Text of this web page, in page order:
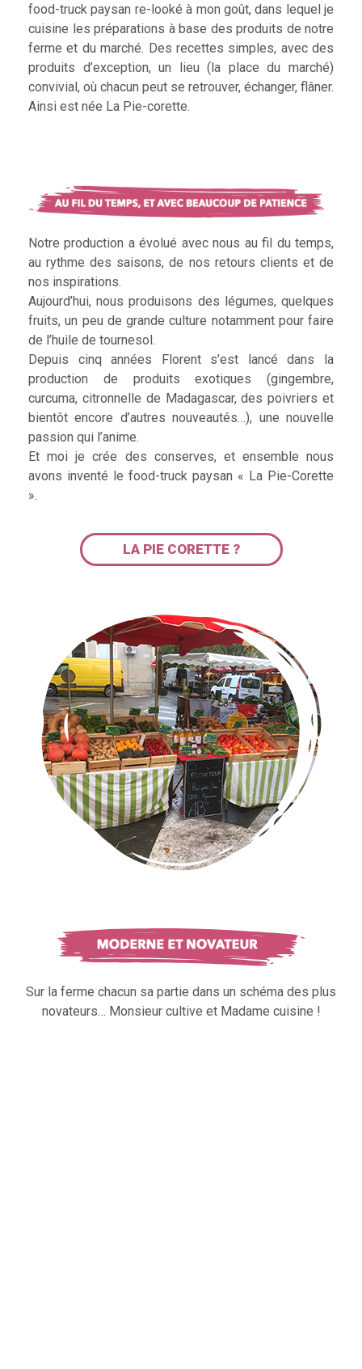
food-truck paysan re-looké à mon goût, dans lequel je
cuisine les préparations à base des produits de notre
ferme et du marché. Des recettes simples, avec des
produits d’exception, un lieu (la place du marché)
convivial, où chacun peut se retrouver, échanger, flâner.
Ainsi est née La Pie-corette.
Notre production a évolué avec nous au fil du temps,
au rythme des saisons, de nos retours clients et de
nos inspirations.
Aujourd’hui, nous produisons des légumes, quelques
fruits, un peu de grande culture notamment pour faire
de l’huile de tournesol.
Depuis cinq années Florent s’est lancé dans la
production de produits exotiques (gingembre,
curcuma, citronnelle de Madagascar, des poivriers et
bientôt encore d’autres nouveautés…), une nouvelle
passion qui l’anime.
Et moi je crée des conserves, et ensemble nous
avons inventé le food-truck paysan « La Pie-Corette
».
LA PIE CORETTE ?
Sur la ferme chacun sa partie dans un schéma des plus
novateurs… Monsieur cultive et Madame cuisine !